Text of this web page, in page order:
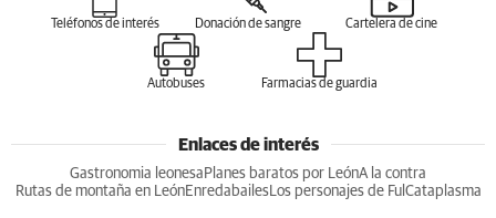
Teléfonos de interés Donación de sangre Cartelera de cine
Autobuses Farmacias de guardia
Enlaces de interés
Gastronomia leonesa Planes baratos por LeónA la contra
Rutas de montaña en LeónEnredabailesLos personajes de Ful Cataplasma